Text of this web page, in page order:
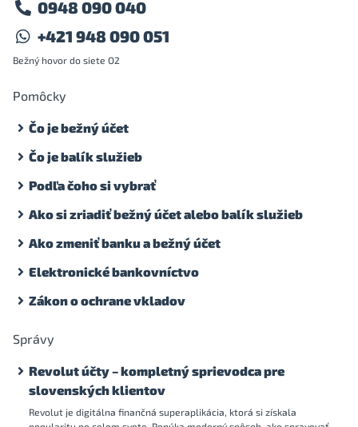
0948 090 040
+421 948 090 051
Bežný hovor do siete O2
Pomôcky
Čo je bežný účet
Čo je balík služieb
Podľa čoho si vybrať
Ako si zriadiť bežný účet alebo balík služieb
Ako zmeniť banku a bežný účet
Elektronické bankovníctvo
Zákon o ochrane vkladov
Správy
Revolut účty – kompletný sprievodca pre
slovenských klientov
Revolut je digitálna finančná superaplikácia, ktorá si získala